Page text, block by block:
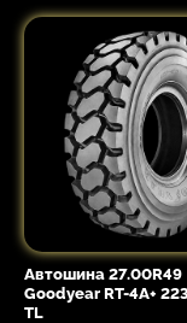
Автошина 27.00R49
Goodyear RT-4A+
TL